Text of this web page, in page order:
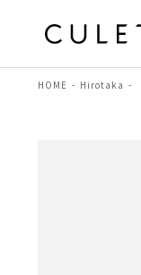
HOME Hirotaka